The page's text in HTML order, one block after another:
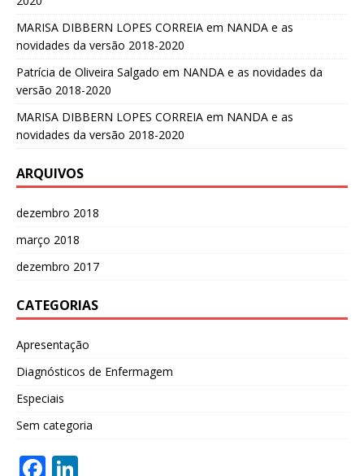
MARISA DIBBERN LOPES CORREIA em NANDA e as
novidades da versão 2018-2020
Patrícia de Oliveira Salgado em NANDA e as novidades da
versão 2018-2020
MARISA DIBBERN LOPES CORREIA em NANDA e as
novidades da versão 2018-2020
ARQUIVOS
dezembro 2018
março 2018
dezembro 2017
CATEGORIAS
Apresentação
Diagnósticos de Enfermagem
Especiais
Sem categoria
F